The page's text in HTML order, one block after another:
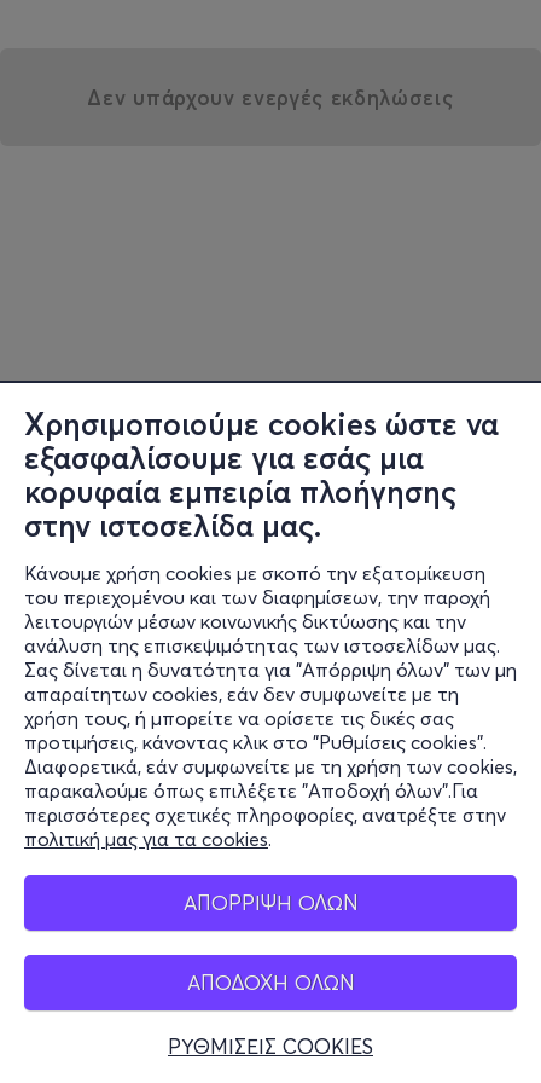
Χρησιμοποιούμε cookies ώστε να
εξασφαλίσουμε για εσάς μια
κορυφαία εμπειρία πλοήγησης
στην ιστοσελίδα μας.
Κάνουμε χρήση cookies με σκοπό την εξατομίκευση
του περιεχομένου και των διαφημίσεων, την παροχή
λειτουργιών μέσων κοινωνικής δικτύωσης και την
ανάλυση της επισκεψιμότητας των ιστοσελίδων μας.
Σας δίνεται η δυνατότητα για "Απόρριψη όλων" των μη
απαραίτητων cookies, εάν δεν συμφωνείτε με τη
χρήση τους, ή μπορείτε να ορίσετε τις δικές σας
προτιμήσεις, κάνοντας κλικ στο "Ρυθμίσεις cookies".
Διαφορετικά, εάν συμφωνείτε με τη χρήση των cookies,
παρακαλούμε όπως επιλέξετε "Αποδοχή όλων".Για
περισσότερες σχετικές πληροφορίες, ανατρέξτε στην
πολιτική μας για τα cookies.
ΑΠΟΡΡΙΨΗ ΟΛΩΝ
ΑΠΟΔΟΧΗ ΟΛΩΝ
ΡΥΘΜΙΣΕΙΣ COOKIES
Δεν υπάρχουν ενεργές εκδηλώσεις